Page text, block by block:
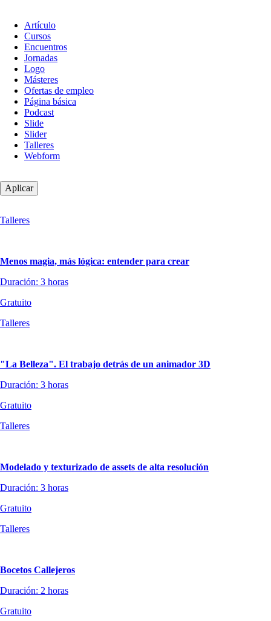
contenido
Artículo
Cursos
Encuentros
Jornadas
Logo
Másteres
Ofertas de empleo
Página básica
Podcast
Slide
Slider
Talleres
Webform
Talleres
Menos magia, más lógica: entender para crear
Duración: 3 horas
Gratuito
Talleres
"La Belleza". El trabajo detrás de un animador 3D
Duración: 3 horas
Gratuito
Talleres
Modelado y texturizado de assets de alta resolución
Duración: 3 horas
Gratuito
Talleres
Bocetos Callejeros
Duración: 2 horas
Gratuito